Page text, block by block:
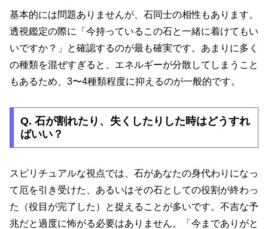
基本的には問題ありませんが、石同士の相性もあります。
透視鑑定の際に「今持っているこの石と一緒に着けてもい
いですか？」と確認するのが最も確実です。あまりに多く
の種類を混ぜすぎると、エネルギーが分散してしまうこと
もあるため、3〜4種類程度に抑えるのが一般的です。
Q. 石が割れたり、失くしたりした時はどうすれ
ばいい？
スピリチュアルな視点では、石があなたの身代わりになっ
て厄を引き受けた、あるいはその石としての役割が終わっ
た（役目が完了した）と捉えることが多いです。不吉な予
兆だと過度に怖がる必要はありません。「今までありがと